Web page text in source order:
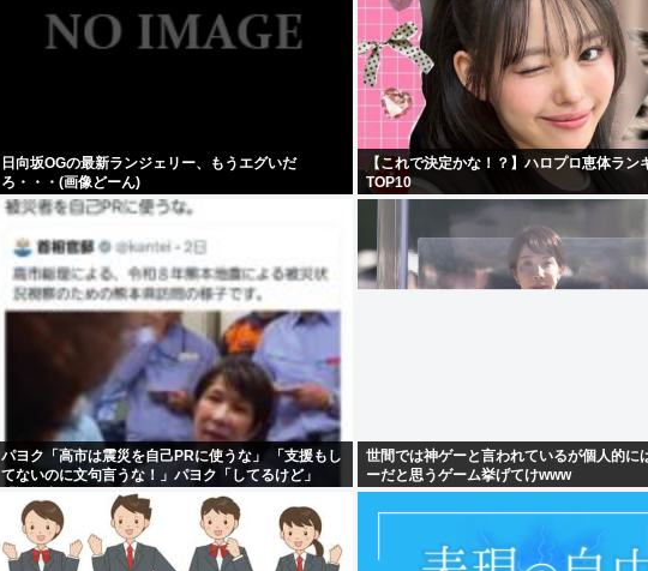
日向坂OGの最新ランジェリー、もうエグいだ
ろ・・・(画像どーん)
【これで決定かな！？】ハロプロ恵体ラン
TOP10
パヨク「高市は震災を自己PRに使うな」 「支援もし
てないのに文句言うな！」パヨク「してるけど」
世間では神ゲーと言われているが個人的に
ーだと思うゲーム挙げてけwww